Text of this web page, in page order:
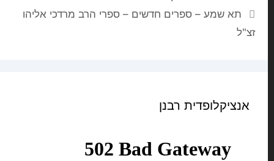
תא שמע – ספרים חדשים – ספרי הרב מרדכי אליהו
זצ"ל
אנציקלופדית רבנן